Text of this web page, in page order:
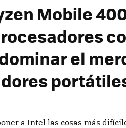
Mobile
el
a Intel las cosas más